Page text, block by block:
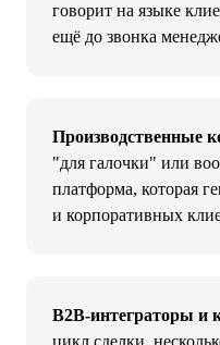
говорит на языке
ещё до звонка
Производственные
"для галочки" или
платформа, которая
и корпоративных
B2B-интеграторы и